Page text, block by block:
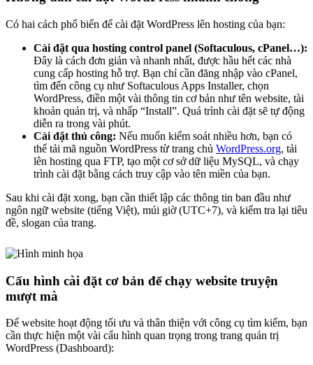
Có hai cách phổ biến để cài đặt WordPress lên hosting của bạn:
Cài đặt qua hosting control panel (Softaculous, cPanel…):
Đây là cách đơn giản và nhanh nhất, được hầu hết các nhà
cung cấp hosting hỗ trợ. Bạn chỉ cần đăng nhập vào cPanel,
tìm đến công cụ như Softaculous Apps Installer, chọn
WordPress, điền một vài thông tin cơ bản như tên website, tài
khoản quản trị, và nhấp “Install”. Quá trình cài đặt sẽ tự động
diễn ra trong vài phút.
Cài đặt thủ công: Nếu muốn kiểm soát nhiều hơn, bạn có
thể tải mã nguồn WordPress từ trang chủ WordPress.org, tải
lên hosting qua FTP, tạo một cơ sở dữ liệu MySQL, và chạy
trình cài đặt bằng cách truy cập vào tên miền của bạn.
Sau khi cài đặt xong, bạn cần thiết lập các thông tin ban đầu như
ngôn ngữ website (tiếng Việt), múi giờ (UTC+7), và kiểm tra lại tiêu
đề, slogan của trang.
Cấu hình cài đặt cơ bản để chạy website truyện
mượt mà
Để website hoạt động tối ưu và thân thiện với công cụ tìm kiếm, bạn
cần thực hiện một vài cấu hình quan trọng trong trang quản trị
WordPress (Dashboard):